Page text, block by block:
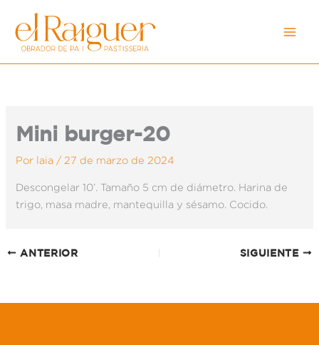
contenido
Mini burger-20
Por laia /27 de marzo de 2024
Descongelar 10’. Tamaño 5 cm de diámetro. Harina de
trigo, masa madre, mantequilla y sésamo. Cocido.
ANTERIOR SIGUIENTE